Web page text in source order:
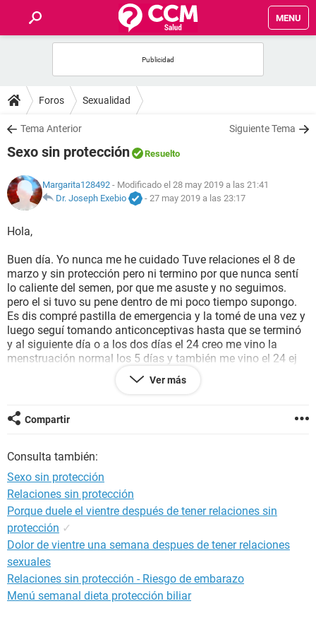
MENU
FOROS
SALUD
NUTRICIÓN
BIENESTAR
SEXUALIDAD
GLOSARIO
Foros Sexualidad
Tema Anterior Siguiente Tema
Sexo sin protección Resuelto
Margarita128492 - Modificado el 28 may 2019 a las 21:41
Dr. Joseph Exebio
- 27 may 2019 a las 23:17
Hola,
Buen día. Yo nunca me he cuidado Tuve relaciones el 8 de
marzo y sin protección pero ni termino por que nunca sentí
lo caliente del semen, por que me asuste y no seguimos.
pero el si tuvo su pene dentro de mi poco tiempo supongo.
Es dis compré pastilla de emergencia y la tomé de una vez y
luego seguí tomando anticonceptivas hasta que se terminó
y al siguiente día o a los dos días el 24 creo me vino la
menstruación normal los 5 días y también me vino el 24 ej
abril también por esas fechas pero en mayo aún no me ha
venido. Será que estoy embarazada???.
Gracias
Ver más
Compartir
Consulta también:
Sexo sin protección
Relaciones sin protección
Porque duele el vientre después de tener relaciones sin
protección ✓
Dolor de vientre una semana despues de tener relaciones
sexuales
Relaciones sin protección - Riesgo de embarazo
Menú semanal dieta protección biliar